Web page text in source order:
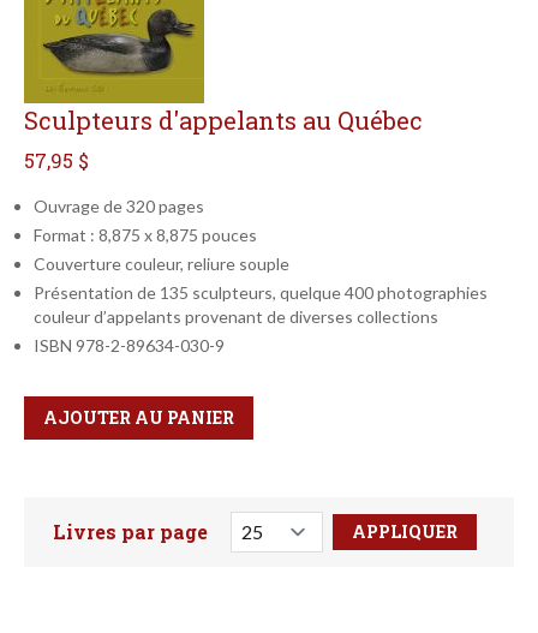
Sculpteurs d'appelants au Québec
57,95 $
Ouvrage de 320 pages
Format : 8,875 x 8,875 pouces
Couverture couleur, reliure souple
Présentation de 135 sculpteurs, quelque 400 photographies
couleur d’appelants provenant de diverses collections
ISBN 978-2-89634-030-9
Qté
Format
AJOUTER AU PANIER
Faites votre recherche ici
Livres par page